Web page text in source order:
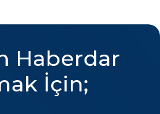
Haberdar
İçin;